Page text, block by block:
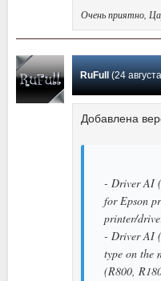
Очень приятно,
RuFull (24 августа
Добавлена
- Driver AI
for Epson
printer/
- Driver AI
type on the
(R800,